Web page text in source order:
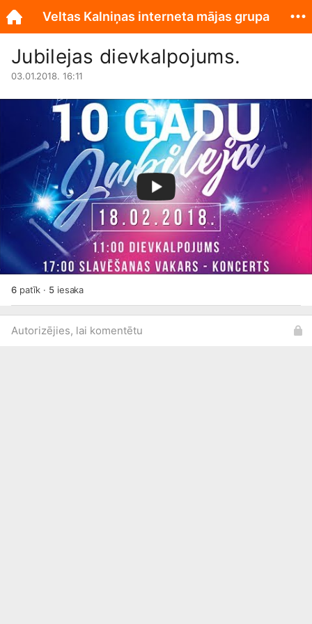
Jubilejas dievkalpojums.
03.01.2018. 16:11
6patīk · 5iesaka
Autorizējies, lai komentētu
Veltas Kalniņas interneta mājas grupa